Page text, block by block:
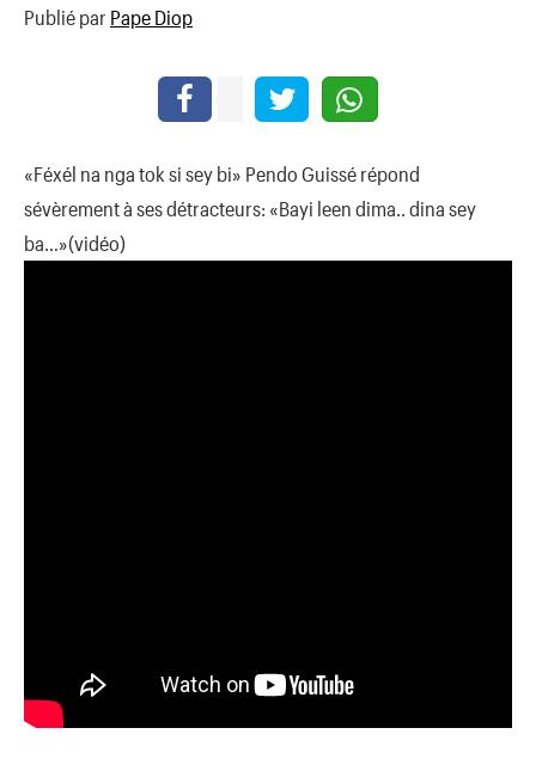
Publié par Pape Diop
«Féxél na nga tok si sey bi» Pendo Guissé répond
sévèrement à ses détracteurs: «Bayi leen dima.. dina sey
ba…»(vidéo)